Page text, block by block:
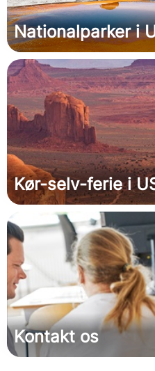
Nationalparker i
Kør-selv-ferie i
Kontakt os